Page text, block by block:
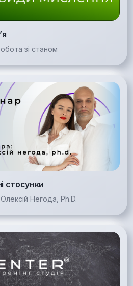
зі станом
стосунки
Негода, Ph.D.